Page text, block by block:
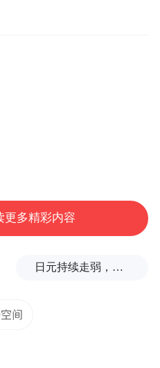
更多精彩内容
日元持续走弱，给我们什么样的机会？